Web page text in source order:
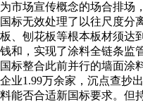
为市场宣传概念的场合排场
国标无效处理了以往尺度分
板、刨花板等根本板材须达
钱和，实现了涂料全链条监
国标整合此前并行的墙面涂
企业1.99万余家，沉点查抄
料能否合适新国标要求。但